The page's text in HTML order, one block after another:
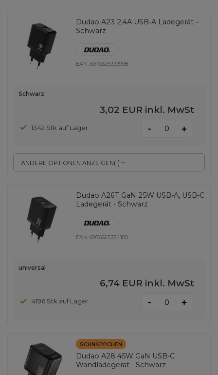
Dudao A23 2,4A USB-A Ladegerät –
Schwarz
EAN:6976625333998
ANDERE OPTIONEN ANZEIGEN(1)
Schwarz
3,02 EUR inkl. MwSt
1342 Stk auf Lager - +
Dudao A26T GaN 25W USB-A, USB-C
Ladegerät - Schwarz
EAN:6976625334100
universal
6,74 EUR inkl. MwSt
4196 Stk auf Lager - +
SCHNÄPPCHEN
Dudao A28 45W GaN USB-C
Wandladegerät - Schwarz